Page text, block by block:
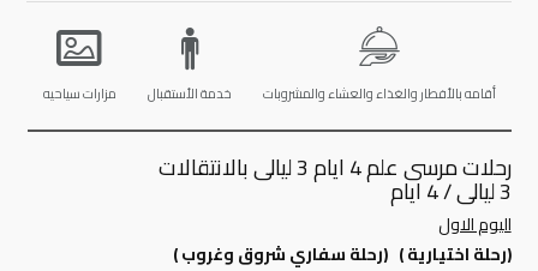
أقامه بالأفطار والغذاء والعشاء والمشروبات خدمة الأستقبال مزارات سياحيه
رحلات مرسى علم 4 ايام 3 ليالى بالانتقالات
3 ليالى / 4 ايام
اليوم الاول
(رحلة اختيارية ) (رحلة سفاري شروق وغروب)